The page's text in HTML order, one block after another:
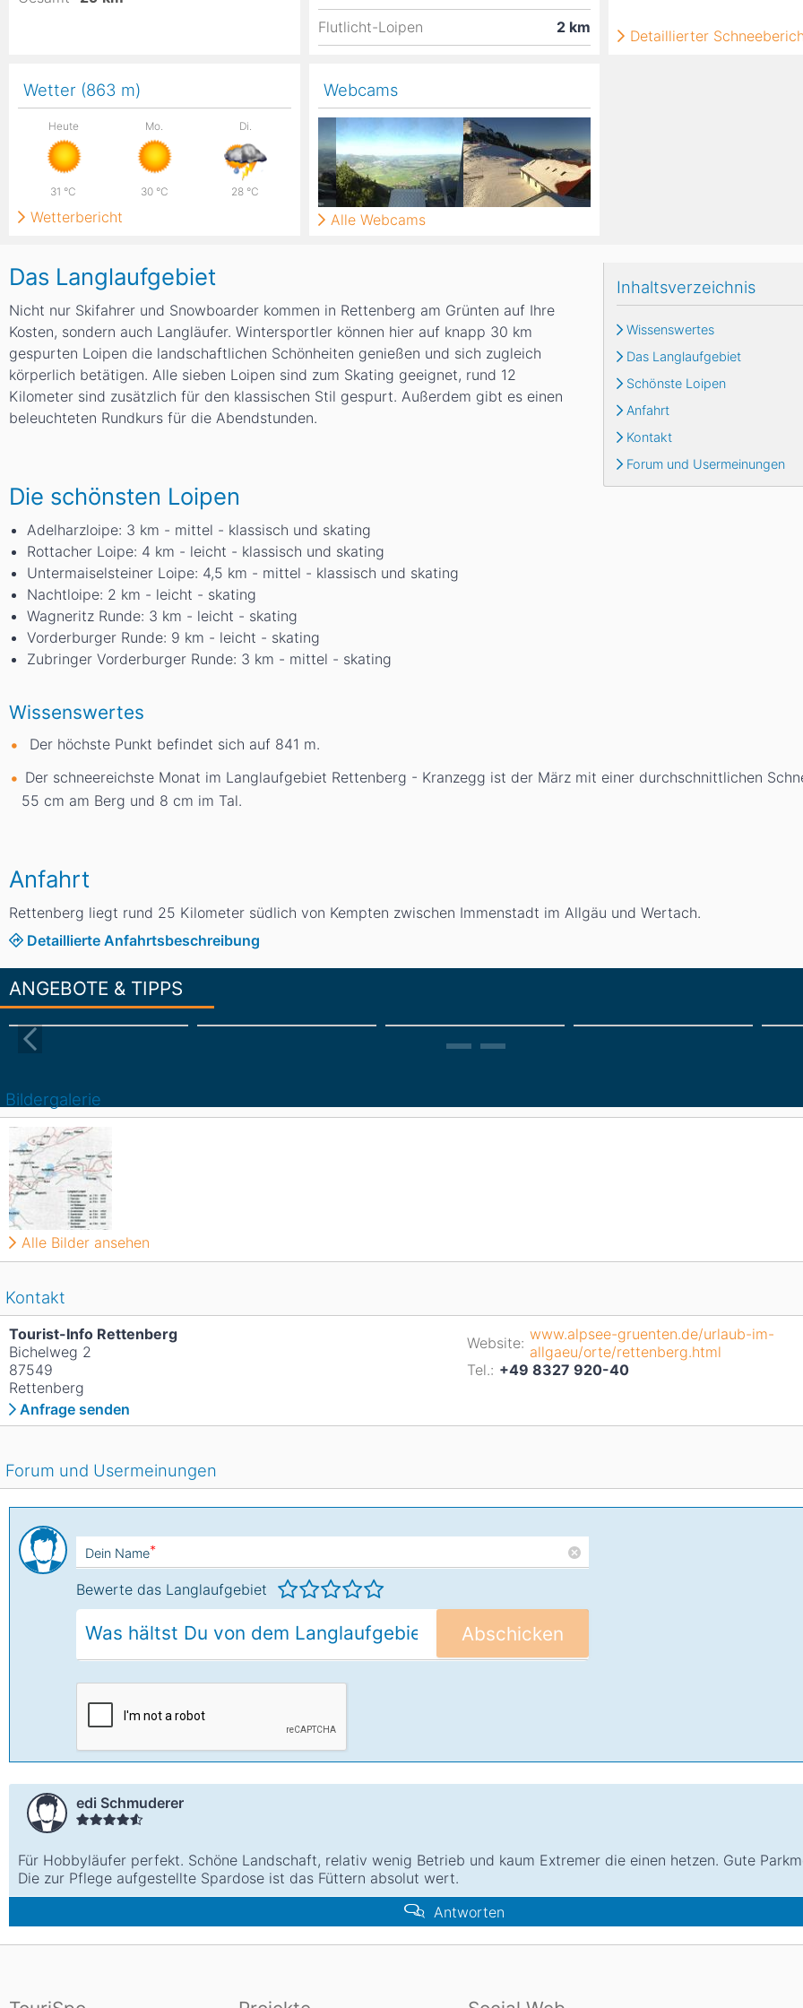
Inhaltsverzeichnis
Wissenswertes
Das Langlaufgebiet
Schönste Loipen
Anfahrt
Kontakt
Forum und Usermeinungen
Das Langlaufgebiet
Nicht nur Skifahrer und Snowboarder kommen in Rettenberg am Grünten auf Ihre
Kosten, sondern auch Langläufer. Wintersportler können hier auf knapp 30 km
gespurten Loipen die landschaftlichen Schönheiten genießen und sich zugleich
körperlich betätigen. Alle sieben Loipen sind zum Skating geeignet, rund 12
Kilometer sind zusätzlich für den klassischen Stil gespurt. Außerdem gibt es einen
beleuchteten Rundkurs für die Abendstunden.
Die schönsten Loipen
Adelharzloipe: 3 km - mittel - klassisch und skating
Rottacher Loipe: 4 km - leicht - klassisch und skating
Untermaiselsteiner Loipe: 4,5 km - mittel - klassisch und skating
Nachtloipe: 2 km - leicht - skating
Wagneritz Runde: 3 km - leicht - skating
Vorderburger Runde: 9 km - leicht - skating
Zubringer Vorderburger Runde: 3 km - mittel - skating
Wissenswertes
Der höchste Punkt befindet sich auf 841 m.
Der schneereichste Monat im Langlaufgebiet Rettenberg - Kranzegg ist der März mit einer durchschnittlichen
55 cm am Berg und 8 cm im Tal.
Anfahrt
Rettenberg liegt rund 25 Kilometer südlich von Kempten zwischen Immenstadt im Allgäu und Wertach.
Detaillierte Anfahrtsbeschreibung
ANGEBOTE & TIPPS
Kontakt
Tourist-Info Rettenberg
Bichelweg 2
87549
Rettenberg
Anfrage senden
Website: www.alpsee-gruenten.de/urlaub-im-
allgaeu/orte/rettenberg.html
Tel.: +49 8327 920-40
Bildergalerie
Alle Bilder ansehen
Forum und Usermeinungen
Dein Name*
Bewerte das Langlaufgebiet
Abschicken
edi Schmuderer
Für Hobbyläufer perfekt. Schöne Landschaft, relativ wenig Betrieb und kaum Extremer die einen hetzen. Gute
Die zur Pflege aufgestellte Spardose ist das Füttern absolut wert.
Antworten
Detaillierter
Wetter (863 m)
Heute
31 °C
Mo.
30 °C
Di.
28 °C
Wetterbericht
Flutlicht-Loipen
2 km
Webcams
Alle Webcams